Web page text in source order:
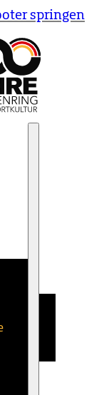
springen